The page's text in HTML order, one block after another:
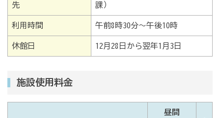
先
課）
利用時間 午前8時30分～午後10時
休館日 12月28日から翌年1月3日
施設使用料金
昼間